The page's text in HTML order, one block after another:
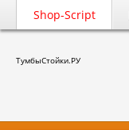
Shop-Script
ТумбыСтойки.РУ